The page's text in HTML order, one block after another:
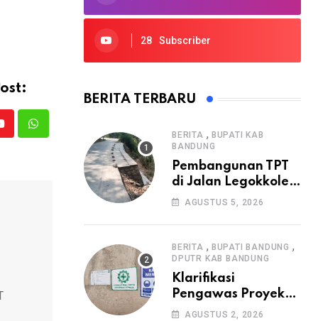
Whatsapp
28 Subscriber
BERITA TERBARU
BERITA , BUPATI KAB
BANDUNG
Pembangunan TPT
di Jalan Legokkole
Rawabogo Disorot
Tanpa Papan
Informasi Proyek
AGUSTUS 5, 2026
BERITA , BUPATI BANDUNG ,
DPUTR KAB BANDUNG
Klarifikasi
Pengawas Proyek
Citiis Terkait
AGUSTUS 2, 2026